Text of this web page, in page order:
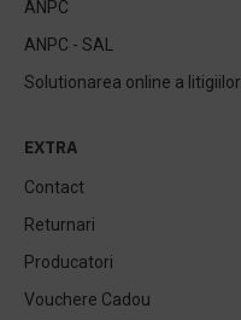
ANPC
ANPC - SAL
Solutionarea online a litigiilor
EXTRA
Contact
Returnari
Producatori
Vouchere Cadou